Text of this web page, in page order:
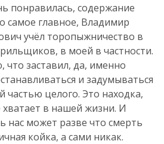
понравилась, содержание
самое главное, Владимир
учёл торопыжничество в
в моей в частности.
что заставил, да, именно
и задумываться
частью целого. Это находка,
хватает в нашей жизни. И
нас может разве что смерть
койка, а сами никак.